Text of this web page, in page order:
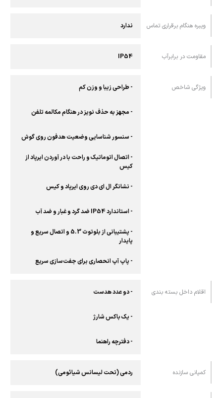
ویبره هنگام برقراری تماس ندارد
مقاومت در برابرآب IP54
ویژگی شاخص - طراحی زیبا و وزن کم
- مجهز به حذف نویز در هنگام مکالمه تلفن
- سنسور شناسایی وضعیت هدفون روی گوش
- اتصال اتوماتیک و راحت با در آوردن ایرپاد از
کیس
- نشانگر ال ای دی روی ایرپاد و کیس
- استاندارد IP54 ضد گرد و غبار و ضد آب
- پشتیبانی از بلوتوث 5.3 و اتصال سریع و
پایدار
- پاپ آپ انحصاری برای جفت‌سازی سریع
اقلام داخل بسته بندی - دو عدد هدست
- یک باکس شارژ
- دفترچه راهنما
کمپانی سازنده ردمی (تحت لیسانس شیائومی)